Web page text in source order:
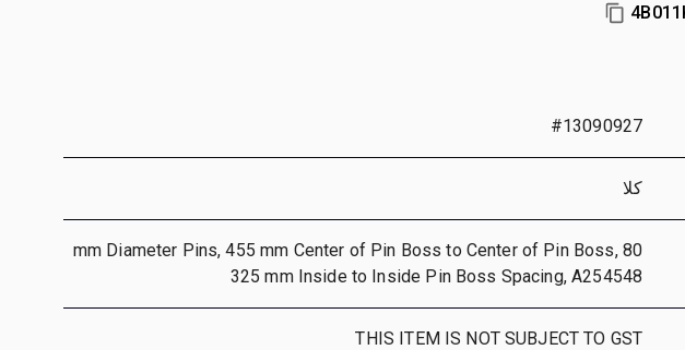
#13090927
كلا
80 mm Diameter Pins, 455 mm Center of Pin Boss to Center of Pin Boss,
325 mm Inside to Inside Pin Boss Spacing, A254548
THIS ITEM IS NOT SUBJECT TO GST